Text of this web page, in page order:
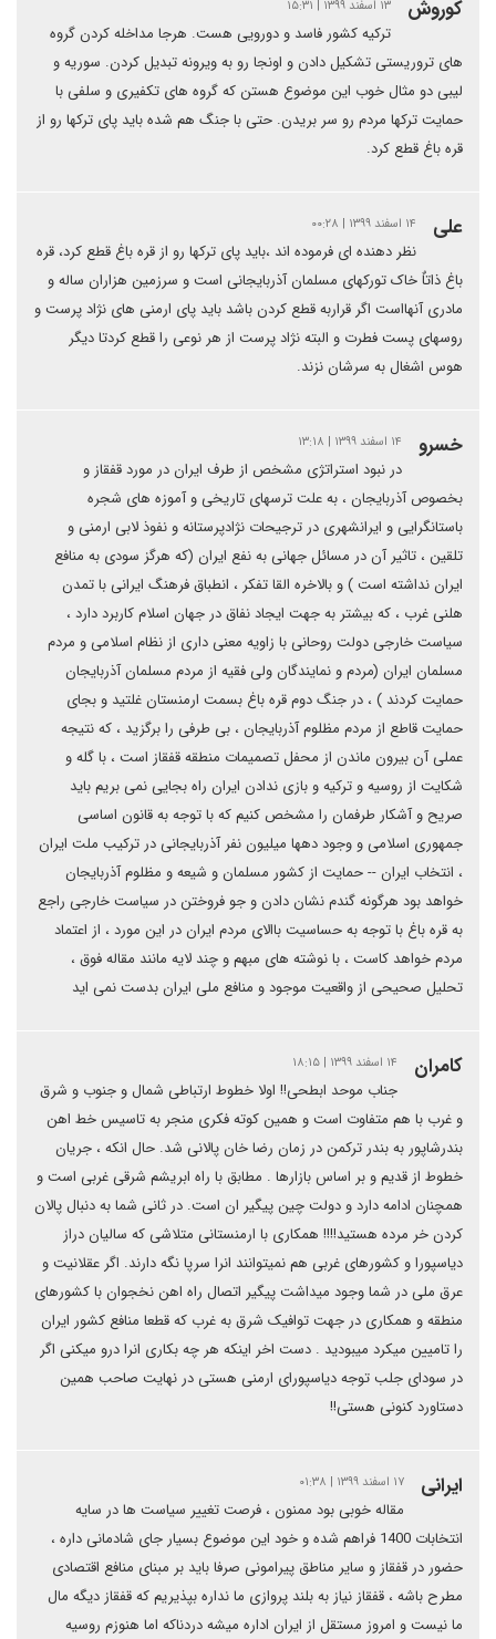
کوروش ۱۳ اسفند ۱۳۹۹ | ۱۵:۳۱
ترکیه کشور فاسد و دورویی هست. هرجا مداخله کردن گروه
های تروریستی تشکیل دادن و اونجا رو به ویرونه تبدیل کردن. سوریه و
لیبی دو مثال خوب این موضوع هستن که گروه های تکفیری و سلفی با
حمایت ترکها مردم رو سر بریدن. حتی با جنگ هم شده باید پای ترکها رو از
قره باغ قطع کرد.
علی ۱۴ اسفند ۱۳۹۹ | ۰۰:۲۸
نظر دهنده ای فرموده اند ،باید پای ترکها رو از قره باغ قطع کرد، قره
باغ ذاتاٌ خاک تورکهای مسلمان آذربایجانی است و سرزمین هزاران ساله و
مادری آنهااست اگر قراربه قطع کردن باشد باید پای ارمنی های نژاد پرست و
روسهای پست فطرت و البته نژاد پرست از هر نوعی را قطع کردتا دیگر
هوس اشغال به سرشان نزند.
خسرو ۱۴ اسفند ۱۳۹۹ | ۱۳:۱۸
در نبود استراتژی مشخص از طرف ایران در مورد قفقاز و
بخصوص آذربایجان ، به علت ترسهای تاریخی و آموزه های شجره
باستانگرایی و ایرانشهری در ترجیحات نژادپرستانه و نفوذ لابی ارمنی و
تلقین ، تاثیر آن در مسائل جهانی به نفع ایران (که هرگز سودی به منافع
ایران نداشته است ) و بالاخره القا تفکر ، انطباق فرهنگ ایرانی با تمدن
هلنی غرب ، که بیشتر به جهت ایجاد نفاق در جهان اسلام کاربرد دارد ،
سیاست خارجی دولت روحانی با زاویه معنی داری از نظام اسلامی و مردم
مسلمان ایران (مردم و نمایندگان ولی فقیه از مردم مسلمان آذربایجان
حمایت کردند ) ، در جنگ دوم قره باغ بسمت ارمنستان غلتید و بجای
حمایت قاطع از مردم مظلوم آذربایجان ، بی طرفی را برگزید ، که نتیجه
عملی آن بیرون ماندن از محفل تصمیمات منطقه قفقاز است ، با گله و
شکایت از روسیه و ترکیه و بازی ندادن ایران راه بجایی نمی بریم باید
صریح و آشکار طرفمان را مشخص کنیم که با توجه به قانون اساسی
جمهوری اسلامی و وجود دهها میلیون نفر آذربایجانی در ترکیب ملت ایران
، انتخاب ایران -- حمایت از کشور مسلمان و شیعه و مظلوم آذربایجان
خواهد بود هرگونه گندم نشان دادن و جو فروختن در سیاست خارجی راجع
به قره باغ با توجه به حساسیت باالای مردم ایران در این مورد ، از اعتماد
مردم خواهد کاست ، با نوشته های مبهم و چند لایه مانند مقاله فوق ،
تحلیل صحیحی از واقعیت موجود و منافع ملی ایران بدست نمی اید
كامران ۱۴ اسفند ۱۳۹۹ | ۱۸:۱۵
جناب موحد ابطحی!! اولا خطوط ارتباطی شمال و جنوب و شرق
و غرب با هم متفاوت است و همین کوته فکری منجر به تاسیس خط اهن
بندرشاپور به بندر ترکمن در زمان رضا خان پالانی شد. حال انکه ، جریان
خطوط از قدیم و بر اساس بازارها . مطابق با راه ابریشم شرقی غربی است و
همچنان ادامه دارد و دولت چین پیگیر ان است. در ثانی شما به دنبال پالان
کردن خر مرده هستید!!!! همکاری با ارمنستانی متلاشی که سالیان دراز
دیاسپورا و کشورهای غربی هم نمیتوانند انرا سرپا نگه دارند. اگر عقلانیت و
عرق ملی در شما وجود میداشت پیگیر اتصال راه اهن نخجوان با کشورهای
منطقه و همکاری در جهت توافیک شرق به غرب که قطعا منافع کشور ایران
را تامیین میکرد میبودید . دست اخر اینکه هر چه بکاری انرا درو میکنی اگر
در سودای جلب توجه دیاسپورای ارمنی هستی در نهایت صاحب همین
دستاورد کنونی هستی!!
ایرانی ۱۷ اسفند ۱۳۹۹ | ۰۱:۳۸
مقاله خوبی بود ممنون ، فرصت تغییر سیاست ها در سایه
انتخابات 1400 فراهم شده و خود این موضوع بسیار جای شادمانی داره ،
حضور در قفقاز و سایر مناطق پیرامونی صرفا باید بر مبنای منافع اقتصادی
مطرح باشه ، قفقاز نیاز به بلند پروازی ما نداره بپذیریم که قفقاز دیگه مال
ما نیست و امروز مستقل از ایران اداره میشه دردناکه اما هنوزم روسیه